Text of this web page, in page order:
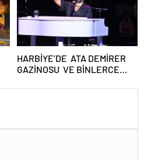
HARBİYE’DE ATA DEMİRER
GAZİNOSU VE BİNLERCE